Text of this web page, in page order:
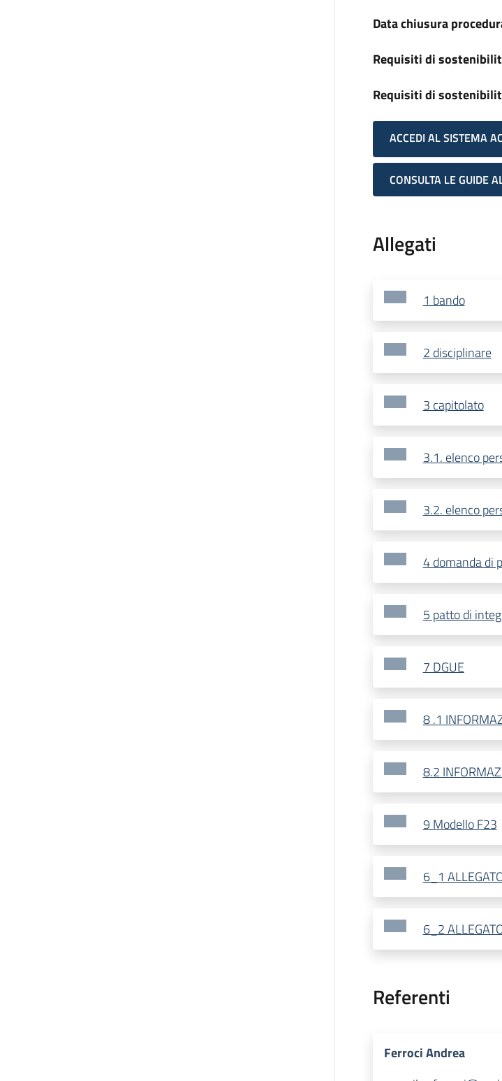
Data chiusura
Requisiti di
Requisiti di
ACCEDI AL SISTEMA
CONSULTA LE GUIDE
Allegati
1 bando
2 disciplinare
3 capitolato
3.1. elenco
3.2. elenco
4 domanda di
5 patto di
7 DGUE
8 .1
8.2
9 Modello F23
6_1
6_2
Referenti
Ferroci Andrea